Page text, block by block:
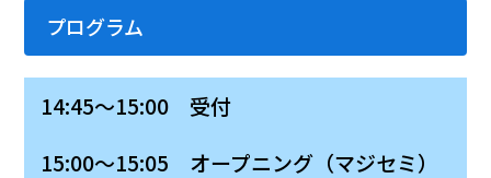
プログラム
14:45～15:00 受付
15:00～15:05 オープニング（マジセミ）